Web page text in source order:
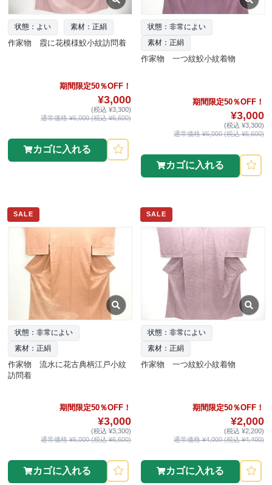
状態：よい 素材：正絹
作家物 霞に花模様鮫小紋訪問着
期間限定50％OFF！
¥3,000
(税込 ¥3,300)
通常価格 ¥6,000 (税込 ¥6,600)
カゴに入れる
状態：非常によい
素材：正絹
作家物 一つ紋鮫小紋着物
期間限定50％OFF！
¥3,000
(税込 ¥3,300)
通常価格 ¥6,000 (税込 ¥6,600)
カゴに入れる
SALE
状態：非常によい
素材：正絹
作家物 流水に花古典柄江戸小紋
訪問着
期間限定50％OFF！
¥3,000
(税込 ¥3,300)
通常価格 ¥6,000 (税込 ¥6,600)
カゴに入れる
SALE
状態：非常によい
素材：正絹
作家物 一つ紋鮫小紋着物
期間限定50％OFF！
¥2,000
(税込 ¥2,200)
通常価格 ¥4,000 (税込 ¥4,400)
カゴに入れる